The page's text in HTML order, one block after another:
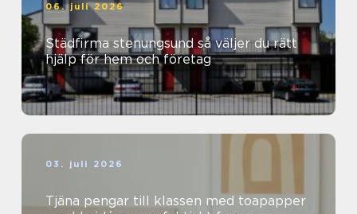
06. juli 2026
Städfirma stenungsund så väljer du rätt
hjälp för hem och företag
03. juli 2026
Tjäna pengar till klassen med toapapper